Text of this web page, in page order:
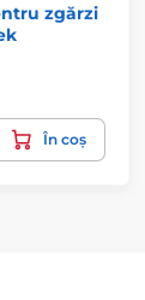
zgărzi
În coș